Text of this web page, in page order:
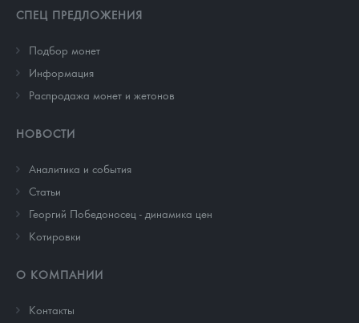
СПЕЦ ПРЕДЛОЖЕНИЯ
Подбор монет
Информация
Распродажа монет и жетонов
НОВОСТИ
Аналитика и события
Cтатьи
Георгий Победоносец - динамика цен
Котировки
О КОМПАНИИ
Контакты